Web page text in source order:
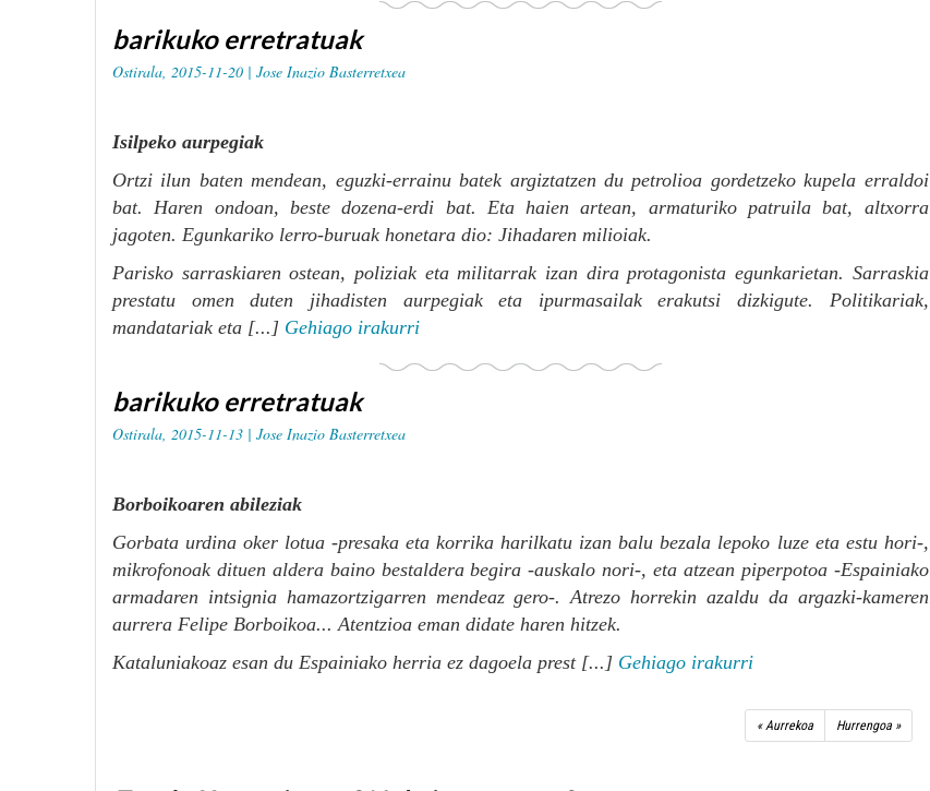
barikuko erretratuak
Ostirala, 2015-11-20 | Jose Inazio Basterretxea
Isilpeko aurpegiak
Ortzi ilun baten mendean, eguzki-errainu batek argiztatzen du petrolioa gordetzeko kupela erraldoi
bat. Haren ondoan, beste dozena-erdi bat. Eta haien artean, armaturiko patruila bat, altxorra
jagoten. Egunkariko lerro-buruak honetara dio: Jihadaren milioiak.
Parisko sarraskiaren ostean, poliziak eta militarrak izan dira protagonista egunkarietan. Sarraskia
prestatu omen duten jihadisten aurpegiak eta ipurmasailak erakutsi dizkigute. Politikariak,
mandatariak eta [...] Gehiago irakurri
barikuko erretratuak
Ostirala, 2015-11-13 | Jose Inazio Basterretxea
Borboikoaren abileziak
Gorbata urdina oker lotua -presaka eta korrika harilkatu izan balu bezala lepoko luze eta estu hori-,
mikrofonoak dituen aldera baino bestaldera begira -auskalo nori-, eta atzean piperpotoa -Espainiako
armadaren intsignia hamazortzigarren mendeaz gero-. Atrezo horrekin azaldu da argazki-kameren
aurrera Felipe Borboikoa... Atentzioa eman didate haren hitzek.
Kataluniakoaz esan du Espainiako herria ez dagoela prest [...] Gehiago irakurri
« Aurrekoa Hurrengoa »